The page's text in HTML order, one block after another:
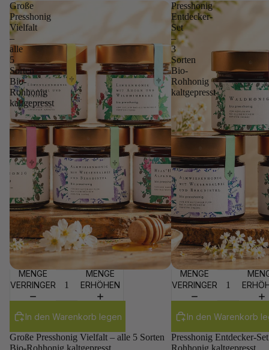
Große
Presshonig
Vielfalt
–
alle
5
Sorten
Bio-
Rohhonig
kaltgepresst
SaleMENGE
VERRINGERN
MENGE
ERHÖHEN
In den Warenkorb legen
Große Presshonig Vielfalt – alle 5 Sorten
Presshonig
Entdecker-
Set
–
3
Sorten
Bio-
Rohhonig
kaltgepresst
SaleMENGE
VERRINGERN
In den Warenkorb
Presshonig Entdecker-